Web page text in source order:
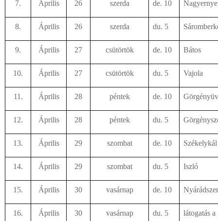
7. Április 26 szerda de. 10 Nagyernye
8. Április 26 szerda du. 5
9. Április 27 csütörtök de. 10 Bátos
10. Április 27 csütörtök du. 5 Vajola
11. Április 28 péntek de. 10
12. Április 28 péntek du. 5
13. Április 29 szombat de. 10 Székelykál
14. Április 29 szombat du. 5 Iszló
15. Április 30 vasárnap de. 10
16. Április 30 vasárnap du. 5 látogatás